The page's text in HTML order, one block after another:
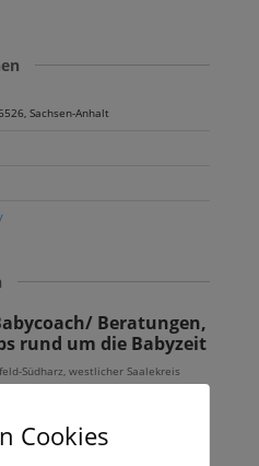
Sachsen-Anhalt
Beratungen,
rund um die Babyzeit
Südharz, westlicher Saalekreis
(Artern, Bad
Cookies